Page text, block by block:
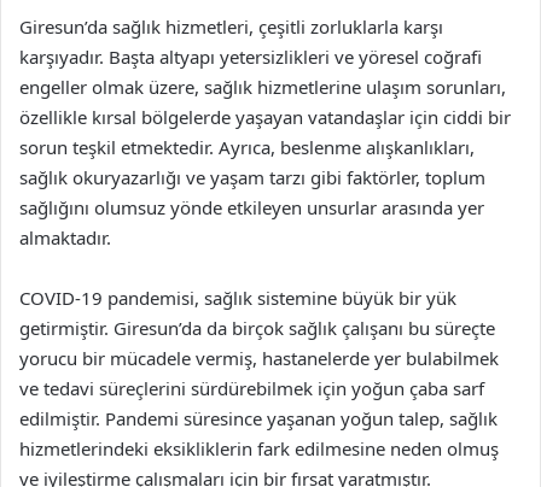
Giresun’da sağlık hizmetleri, çeşitli zorluklarla karşı
karşıyadır. Başta altyapı yetersizlikleri ve yöresel coğrafi
engeller olmak üzere, sağlık hizmetlerine ulaşım sorunları,
özellikle kırsal bölgelerde yaşayan vatandaşlar için ciddi bir
sorun teşkil etmektedir. Ayrıca, beslenme alışkanlıkları,
sağlık okuryazarlığı ve yaşam tarzı gibi faktörler, toplum
sağlığını olumsuz yönde etkileyen unsurlar arasında yer
almaktadır.
COVID-19 pandemisi, sağlık sistemine büyük bir yük
getirmiştir. Giresun’da da birçok sağlık çalışanı bu süreçte
yorucu bir mücadele vermiş, hastanelerde yer bulabilmek
ve tedavi süreçlerini sürdürebilmek için yoğun çaba sarf
edilmiştir. Pandemi süresince yaşanan yoğun talep, sağlık
hizmetlerindeki eksikliklerin fark edilmesine neden olmuş
ve iyileştirme çalışmaları için bir fırsat yaratmıştır.